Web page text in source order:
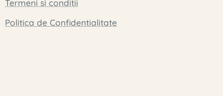
Termeni si conditii
Politica de Confidentialitate